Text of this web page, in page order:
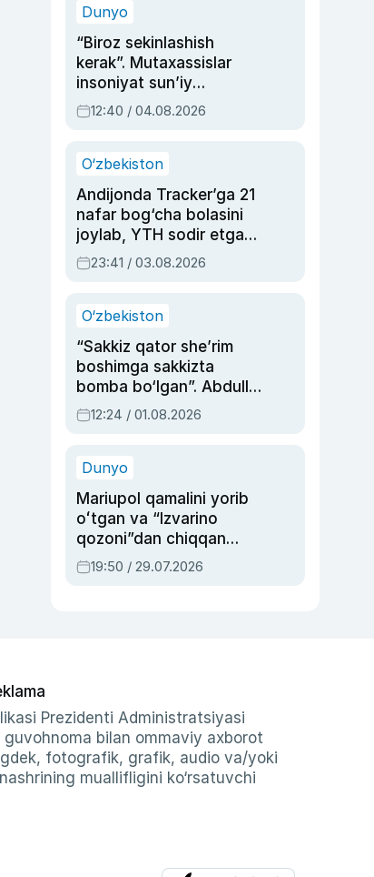
Dunyo
“Biroz sekinlashish
kerak”. Mutaxassislar
insoniyat sun’iy
intellektni boshqara
olmay qolishidan xavotir
12:40 / 04.08.2026
O‘zbekiston
Andijonda Tracker’ga 21
nafar bog‘cha bolasini
joylab, YTH sodir etgan
ayolga sud hukmi o‘qildi
23:41 / 03.08.2026
O‘zbekiston
“Sakkiz qator she’rim
boshimga sakkizta
bomba bo‘lgan”. Abdulla
Oripovni siyosiy
ayblovlardan asrab
12:24 / 01.08.2026
Dunyo
Mariupol qamalini yorib
oʻtgan va “Izvarino
qozoni”dan chiqqan
qahramon — Ukraina
armiyasi bosh
19:50 / 29.07.2026
Prezidenti Administratsiyasi
bilan ommaviy axborot
fotografik, grafik, audio va/yoki
muallifligini ko‘rsatuvchi